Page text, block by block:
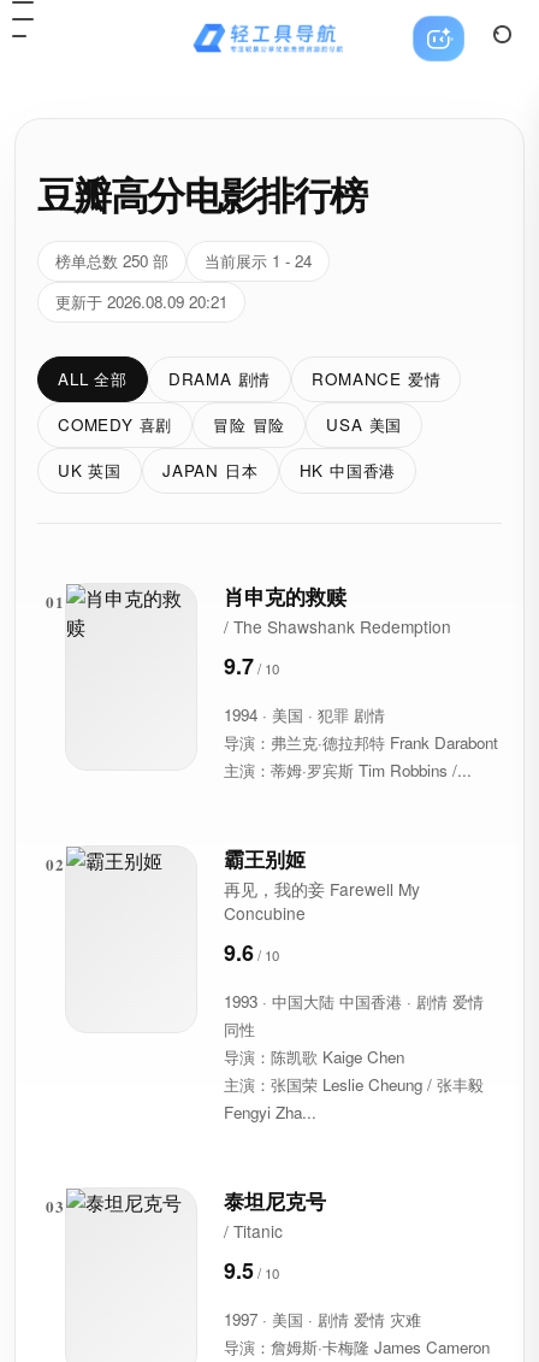
豆瓣高分电影排行榜
榜单总数 250 部
当前展示 1 - 24
更新于 2026.08.09 20:21
ALL 全部 DRAMA 剧情
ROMANCE 爱情
COMEDY 喜剧
冒险 冒险
USA 美国
UK 英国
JAPAN 日本 HK 中国香港
01 肖申克的救赎
/ The Shawshank Redemption
9.7
1994 · 美国 · 犯罪 剧情
导演：弗兰克·德拉邦特 Frank Darabont
主演：蒂姆·罗宾斯 Tim Robbins /...
02 霸王别姬
再见，我的妾 Farewell My
Concubine
9.6
1993 · 中国大陆 中国香港 · 剧情 爱情
同性
导演：陈凯歌 Kaige Chen
主演：张国荣 Leslie Cheung / 张丰毅
Fengyi Zha...
03 泰坦尼克号
/ Titanic
9.5
1997 · 美国 · 剧情 爱情 灾难
导演：詹姆斯·卡梅隆 James Cameron